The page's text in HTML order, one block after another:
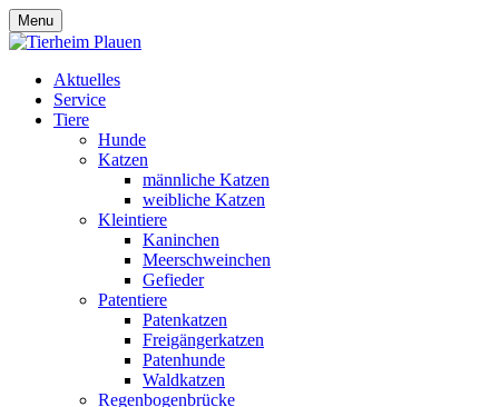
Menu
Aktuelles
Service
Tiere
Hunde
Katzen
männliche Katzen
weibliche Katzen
Kleintiere
Kaninchen
Meerschweinchen
Gefieder
Patentiere
Patenkatzen
Freigängerkatzen
Patenhunde
Waldkatzen
Regenbogenbrücke